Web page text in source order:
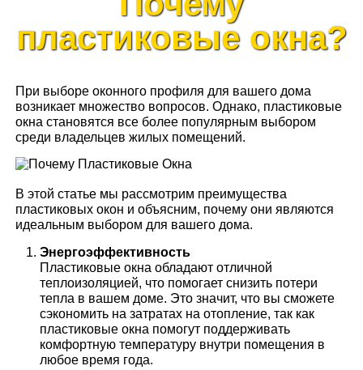
пластиковые окна?
При выборе оконного профиля для вашего дома
возникает множество вопросов. Однако, пластиковые
окна становятся все более популярным выбором
среди владельцев жилых помещений.
В этой статье мы рассмотрим преимущества
пластиковых окон и объясним, почему они являются
идеальным выбором для вашего дома.
Энергоэффективность
Пластиковые окна обладают отличной
теплоизоляцией, что помогает снизить потери
тепла в вашем доме. Это значит, что вы сможете
сэкономить на затратах на отопление, так как
пластиковые окна помогут поддерживать
комфортную температуру внутри помещения в
любое время года.